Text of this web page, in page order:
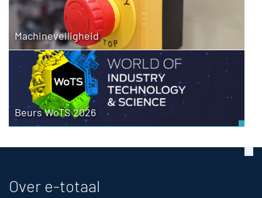
Machineveiligheid
Beurs WoTS 2026
Over e-totaal